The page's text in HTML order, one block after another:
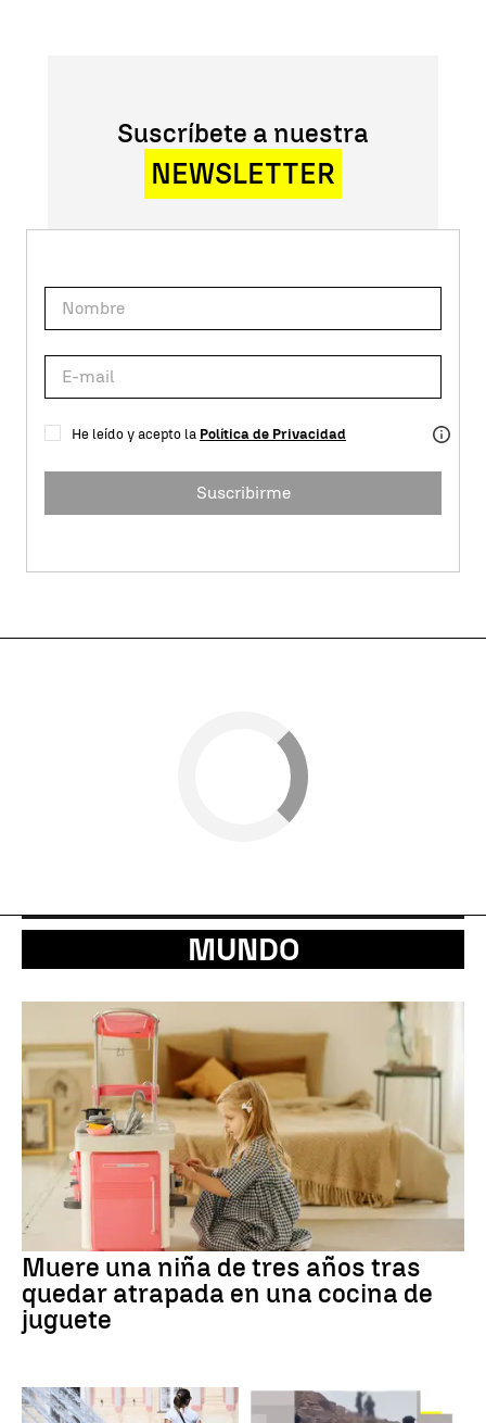
Suscríbete a nuestra
NEWSLETTER
He leído y acepto la Política de Privacidad
Suscribirme
MUNDO
Muere una niña de tres años tras
quedar atrapada en una cocina de
juguete